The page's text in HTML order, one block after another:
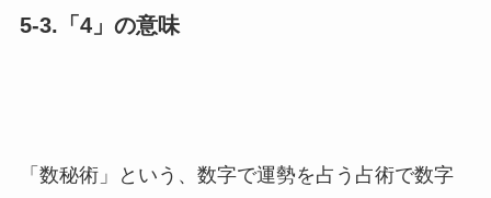
5-3.「4」の意味
「数秘術」という、数字で運勢を占う占術で数字